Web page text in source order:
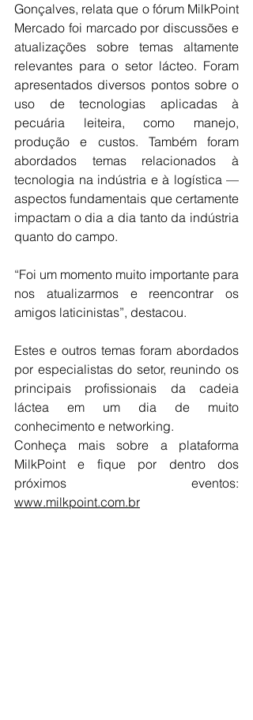
Gonçalves, relata que o fórum MilkPoint
Mercado foi marcado por discussões e
atualizações sobre temas altamente
relevantes para o setor lácteo. Foram
apresentados diversos pontos sobre o
uso de tecnologias aplicadas à
pecuária leiteira, como manejo,
produção e custos. Também foram
abordados temas relacionados à
tecnologia na indústria e à logística —
aspectos fundamentais que certamente
impactam o dia a dia tanto da indústria
quanto do campo.
“Foi um momento muito importante para
nos atualizarmos e reencontrar os
amigos laticinistas”, destacou.
Estes e outros temas foram abordados
por especialistas do setor, reunindo os
principais profissionais da cadeia
láctea em um dia de muito
conhecimento e networking.
Conheça mais sobre a plataforma
MilkPoint e fique por dentro dos
www.milkpoint.com.br